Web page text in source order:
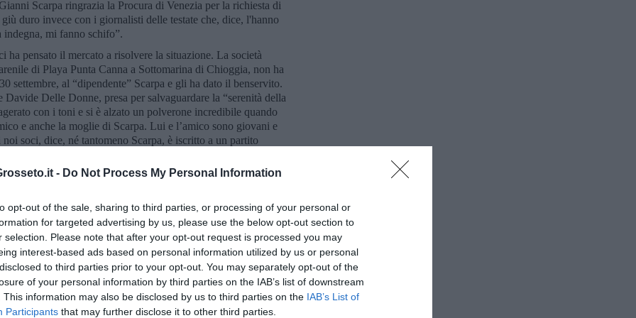
- Do Not Process My Personal Information
opt-out of the sale, sharing to third parties, or processing of your personal or
for targeted advertising by us, please use the below opt-out section to
selection. Please note that after your opt-out request is processed you may
interest-based ads based on personal information utilized by us or personal
to third parties prior to your opt-out. You may separately opt-out of the
of your personal information by third parties on the IAB’s list of downstream
This information may also be disclosed by us to third parties on the IAB’s List of
Participants that may further disclose it to other third parties.
Scarpa ringrazia la Procura di Venezia per la richiesta di
duro invece con i giornalisti delle testate che, dice, l'hanno
indegna, mi fanno schifo”.
ha pensato il mercato a risolvere la situazione. La società
di Playa Punta Canna a Sottomarina di Chioggia, non ha
settembre, al “dipendente” Scarpa e gli ha dato il benservito.
Delle Donne, presa per salvaguardare la “serenità della
con i toni e si è alzato un polverone incredibile quando
e anche la moglie di Scarpa. Lui e l’amico sono giovani e
soci, dice, né tantomeno Scarpa, è iscritto a un partito
A Roma si stavano affrontando determinati argomenti e
ampiamente strumentalizzata a livello politico.
quello che il Movimento 5 stelle con gran parte della destra
Nientemeno che l'introduzione nel codice penale del
proposta di legge, che ha come primo firmatario il deputato del
Nedo Fiano, ebreo, deportato ad Auschwits e unico
certe cose non sfuggono, è quello di definire e ampliare le
come apologia del fascismo.
dalla legge Scelba del 1952 ed è stato poi rivisto dalla
queste leggi, ma cosa prevedono?